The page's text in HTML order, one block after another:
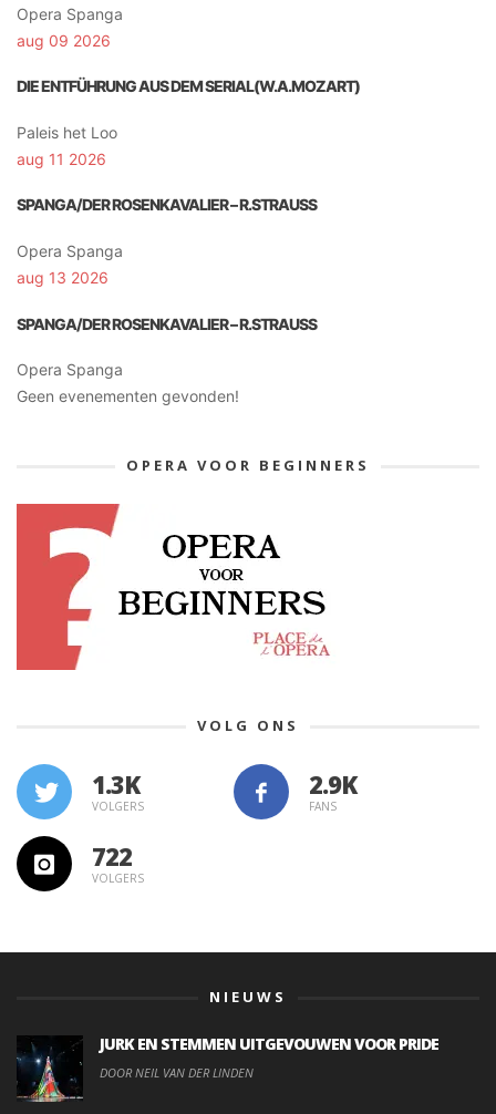
Opera Spanga
aug 09 2026
DIE ENTFÜHRUNG AUS DEM SERIAL(W.A.MOZART)
Paleis het Loo
aug 11 2026
SPANGA/DER ROSENKAVALIER – R.STRAUSS
Opera Spanga
aug 13 2026
SPANGA/DER ROSENKAVALIER – R.STRAUSS
Opera Spanga
Geen evenementen gevonden!
OPERA VOOR BEGINNERS
VOLG ONS
1.3K
VOLGERS FANS
722
VOLGERS
NIEUWS
JURK EN STEMMEN UITGEVOUWEN VOOR PRIDE
DOOR NEIL VAN DER LINDEN